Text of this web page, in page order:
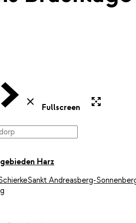
Webcam
Volgende Webcam
Sluiten
Fullscreen
Harz
Sankt Andreasberg-